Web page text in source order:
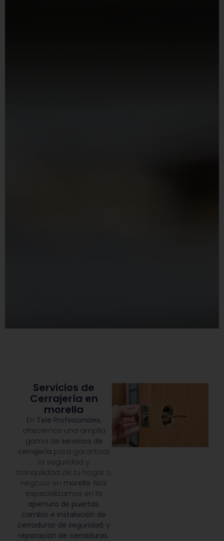
Servicios de
Cerrajería en
morella
En Tele Profesionales,
ofrecemos una amplia
gama de servicios de
cerrajería para garantizar
la seguridad y
tranquilidad de tu hogar o
negocio en morella. Nos
especializamos en la
apertura de puertas,
cambio e instalación de
cerraduras de seguridad, y
reparación de cerraduras.